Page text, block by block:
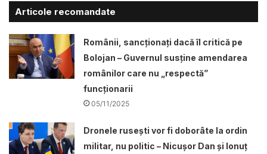
Articole recomandate
Românii, sancționați dacă îl critică pe
Bolojan – Guvernul susține amendarea
românilor care nu „respectă”
funcționarii
05/11/2025
Dronele ruseşti vor fi doborâte la ordin
militar, nu politic – Nicușor Dan și Ionuț